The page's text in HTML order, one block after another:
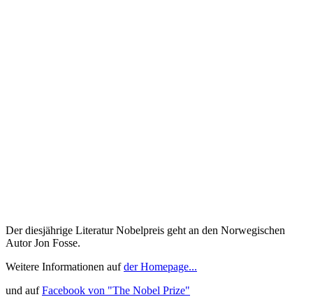
Der diesjährige Literatur Nobelpreis geht an den Norwegischen
Autor Jon Fosse.
Weitere Informationen aufder Homepage...
und aufFacebook von "The Nobel Prize"